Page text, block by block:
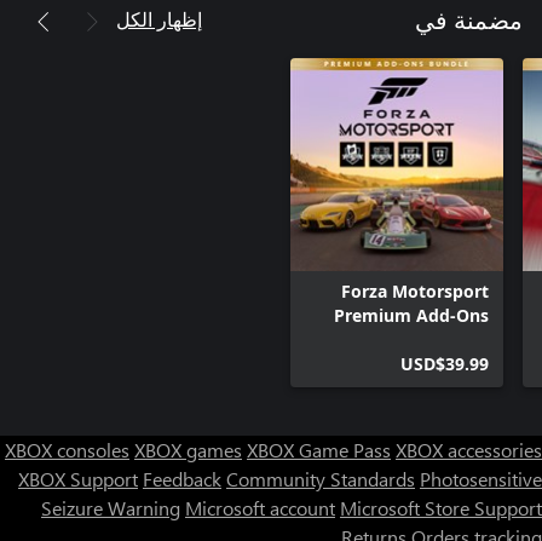
مضمنة في إظهار الكل
Forza Motorsport
Premium Add-Ons
USD$39.99
XBOX consoles XBOX games XBOX Game Pass XBOX accessories
XBOX Support FeedbackCommunity Standards Photosensitive
Seizure Warning Microsoft account Microsoft Store Support